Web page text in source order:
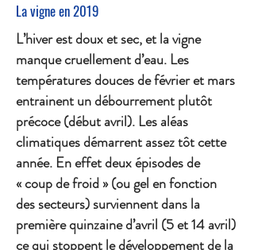
La vigne en 2019
L’hiver est doux et sec, et la vigne
manque cruellement d’eau. Les
températures douces de février et mars
entrainent un débourrement plutôt
précoce (début avril). Les aléas
climatiques démarrent assez tôt cette
année. En effet deux épisodes de
« coup de froid » (ou gel en fonction
des secteurs) surviennent dans la
première quinzaine d’avril (5 et 14 avril)
ce qui stoppent le développement de la